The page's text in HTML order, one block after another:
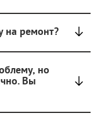
на ремонт?
но
Вы